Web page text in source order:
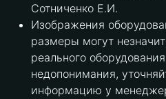
Сотниченко Е.И.
Изображения
размеры могут
реального
недопонимания,
информацию у